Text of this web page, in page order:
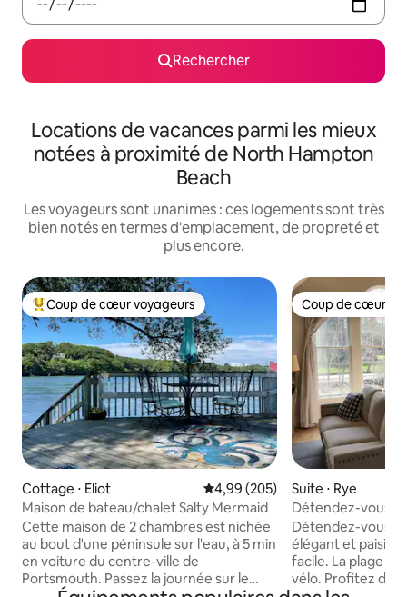
Rechercher
Locations de vacances parmi les mieux
notées à proximité de North Hampton
Beach
Les voyageurs sont unanimes : ces logements sont très
bien notés en termes d'emplacement, de propreté et
plus encore.
Coups de cœur voyageurs les plus appréciés
Coup de cœur voyageurs
Cottage ⋅ Eliot Évaluation moyenne sur la
4,99 (205)
Maison de bateau/chalet Salty Mermaid
Cette maison de 2 chambres est nichée
au bout d'une péninsule sur l'eau, à 5 min
en voiture du centre-ville de
Portsmouth. Passez la journée sur le
Coup de cœur
Coup de cœur
Suite ⋅ Rye
Détendez-vous à
Portsmouth
Détendez-vous
élégant et
facile. La plage
vélo. Profitez de